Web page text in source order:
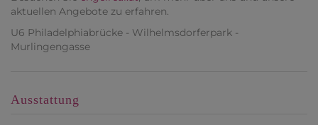
aktuellen Angebote zu erfahren.
U6 Philadelphiabrücke - Wilhelmsdorferpark -
Murlingengasse
Ausstattung